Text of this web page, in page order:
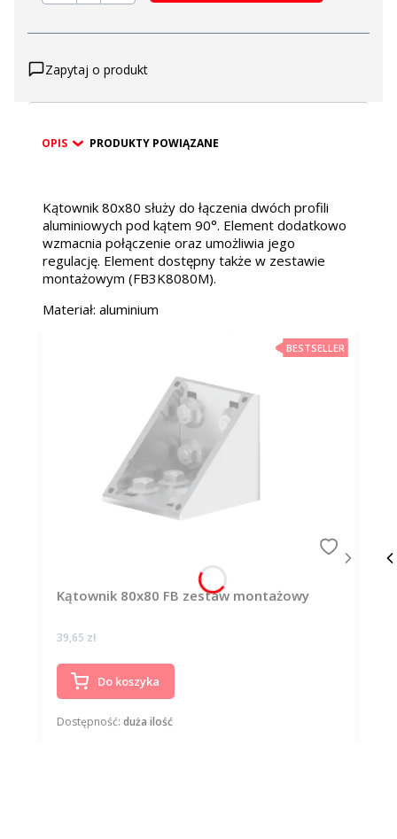
Zapytaj o produkt
OPIS PRODUKTY POWIĄZANE
Kątownik 80x80 służy do łączenia dwóch profili
aluminiowych pod kątem 90°. Element dodatkowo
wzmacnia połączenie oraz umożliwia jego
regulację. Element dostępny także w zestawie
montażowym (FB3K8080M).
Materiał: aluminium
BESTSELLER
Kątownik 80x80 FB zestaw montażowy
Cena
39,65 zł
Do koszyka
Dostępność: duża ilość